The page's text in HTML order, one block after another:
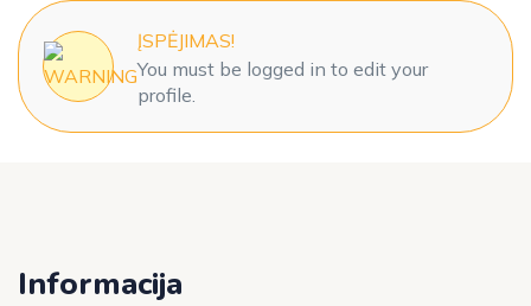
ĮSPĖJIMAS!
You must be logged in to edit your
profile.
Informacija